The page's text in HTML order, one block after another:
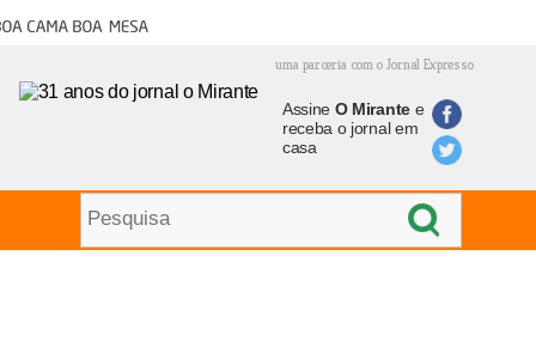
cama boa mesa
uma parceria com o Jornal Expresso
Assine O Mirantee
receba o jornal em
casa